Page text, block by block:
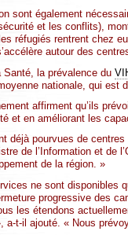
sont également
et les conflits),
réfugiés rentrent chez
autour des
Santé, la prévalence du
nationale, qui est
affirment qu’ils
et en améliorant les
déjà pourvues de
de l’Information et de
de la région. »
ne sont disponibles
progressive des
les étendons
a-t-il ajouté. « Nous